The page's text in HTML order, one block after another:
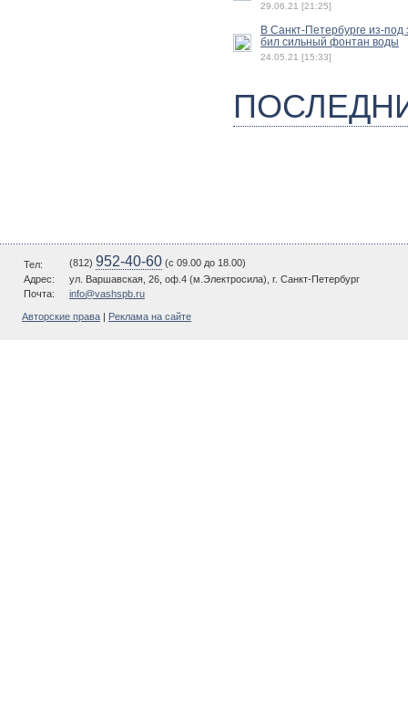
29.06.21 [21:25]
В Санкт-Петербурге из-под
бил сильный фонтан воды
24.05.21 [15:33]
Тел: (812) 952-40-60 (c 09.00 до 18.00)
Адрес:
ул. Варшавская, 26, оф.4 (м.Электросила), г. Санкт-Петербург
Почта:
info@vashspb.ru
Авторские права Реклама на сайте